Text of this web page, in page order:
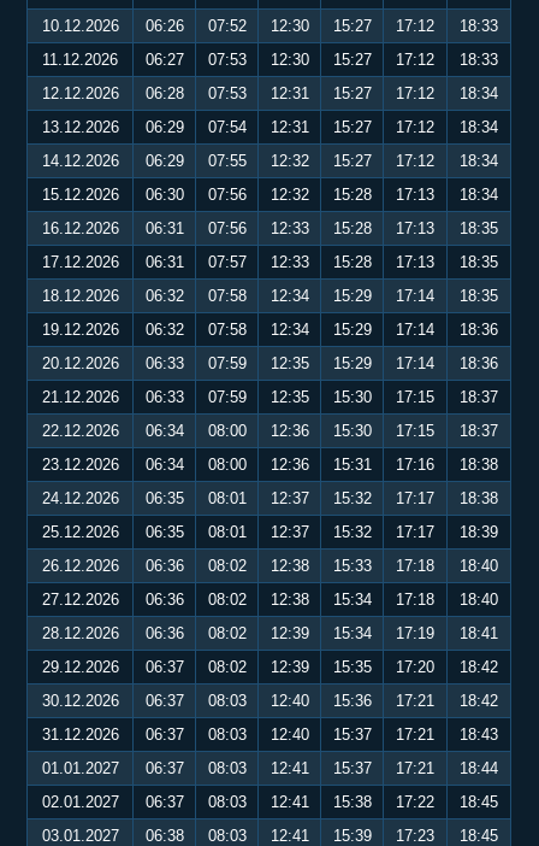
10.12.2026
06:26 07:52 12:30 15:27 17:12
18:33
11.12.2026
06:27 07:53 12:30 15:27 17:12
18:33
12.12.2026
06:28 07:53 12:31 15:27 17:12
18:34
13.12.2026
06:29 07:54 12:31 15:27 17:12
18:34
14.12.2026
06:29 07:55 12:32 15:27 17:12
18:34
15.12.2026
06:30 07:56 12:32 15:28 17:13
18:34
16.12.2026
06:31 07:56 12:33 15:28 17:13
18:35
17.12.2026
06:31 07:57 12:33 15:28 17:13
18:35
18.12.2026
06:32 07:58 12:34 15:29 17:14
18:35
19.12.2026
06:32 07:58 12:34 15:29 17:14
18:36
20.12.2026
06:33 07:59 12:35 15:29 17:14
18:36
21.12.2026
06:33 07:59 12:35 15:30 17:15
18:37
22.12.2026
06:34 08:00 12:36 15:30 17:15
18:37
23.12.2026
06:34 08:00 12:36 15:31 17:16
18:38
24.12.2026
06:35 08:01 12:37 15:32 17:17
18:38
25.12.2026
06:35 08:01 12:37 15:32 17:17
18:39
26.12.2026
06:36 08:02 12:38 15:33 17:18
18:40
27.12.2026
06:36 08:02 12:38 15:34 17:18
18:40
28.12.2026
06:36 08:02 12:39 15:34 17:19
18:41
29.12.2026
06:37 08:02 12:39 15:35 17:20
18:42
30.12.2026
06:37 08:03 12:40 15:36 17:21
18:42
31.12.2026
06:37 08:03 12:40 15:37 17:21
18:43
01.01.2027
06:37 08:03 12:41 15:37 17:21
18:44
02.01.2027
06:37 08:03 12:41 15:38 17:22
18:45
03.01.2027
06:38 08:03 12:41 15:39 17:23
18:45